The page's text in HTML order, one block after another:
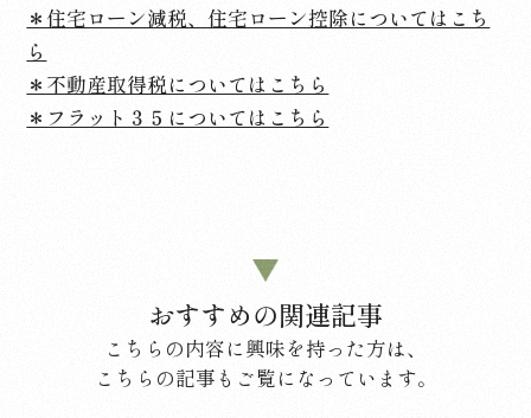
＊住宅ローン減税、住宅ローン控除についてはこち
ら
＊不動産取得税についてはこちら
＊フラット３５についてはこちら
おすすめの関連記事
こちらの内容に興味を持った方は、
こちらの記事もご覧になっています。